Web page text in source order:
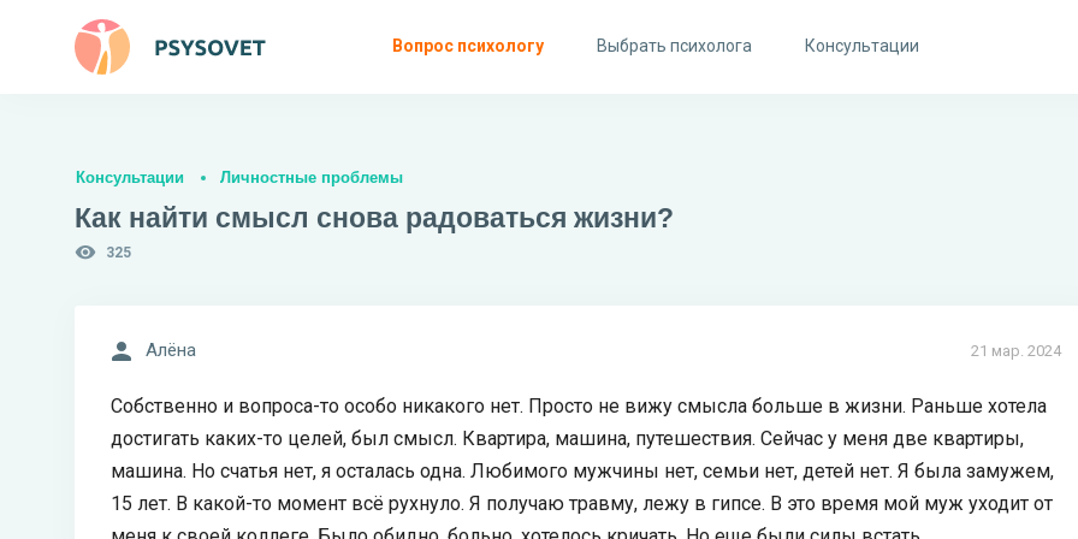
Вопрос психологу Выбрать психолога Консультации
Консультации Личностные проблемы
Как найти смысл снова радоваться жизни?
325
21 мар. 2024
Алёна
Собственно и вопроса-то особо никакого нет. Просто не вижу смысла больше в жизни. Раньше хотела
достигать каких-то целей, был смысл. Квартира, машина, путешествия. Сейчас у меня две квартиры,
машина. Но счатья нет, я осталась одна. Любимого мужчины нет, семьи нет, детей нет. Я была замужем,
15 лет. В какой-то момент всё рухнуло. Я получаю травму, лежу в гипсе. В это время мой муж уходит от